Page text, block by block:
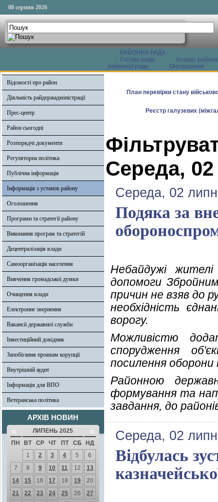
08 серпня 2026
РАЙОННА РАДА
Голова ради
Апарат
районної ради
Оголошення
Відомості про район
Діяльність райдержадміністрації
Прес-центр
Район сьогодні
Розпорядчі документи
Регуляторна політика
Публічна інформація
Інформація з установ району
Оголошення
Програми та стратегії району
Виконання програм та стратегій
Децентралізація влади
Самоорганізація населення
Вивчення громадської думки
Очищення влади
Електронне звернення
Вакансії державної служби
Інвестиційний довідник
Запобігання проявам корупції
Внутрішній аудит
Інформація для ВПО
Ветеранська політика
АРХІВ НОВИН
« ЛИПЕНЬ 2025 »
ПН ВТ СР ЧТ ПТ СБ
НД
1
2 3 4 5
6
7
8 9 10 11 12
13
14
15 16 17 18 19
20
21
22 23 24 25 26
27
План перевірки стану
Реєстр галузевих
Середа,
Середа, 02
Подяка за
Небайдужі
допомоги
причин не взяв до
необхідність
ворогу.
Можливістю
спорудження
посилення
Районною
формування та
завдання, до
Середа, 02
Відбулась